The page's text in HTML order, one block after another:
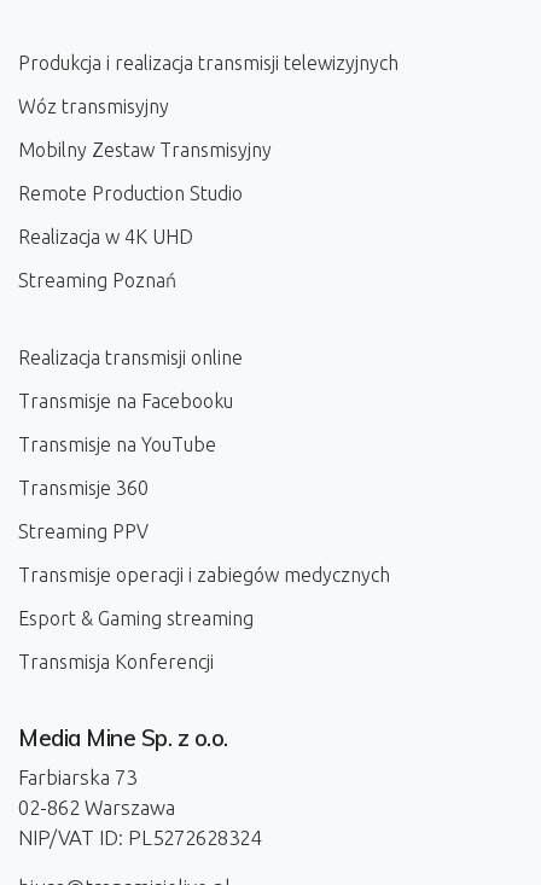
Produkcja i realizacja transmisji telewizyjnych
Wóz transmisyjny
Mobilny Zestaw Transmisyjny
Remote Production Studio
Realizacja w 4K UHD
Streaming Poznań
Realizacja transmisji online
Transmisje na Facebooku
Transmisje na YouTube
Transmisje 360
Streaming PPV
Transmisje operacji i zabiegów medycznych
Esport & Gaming streaming
Transmisja Konferencji
Media Mine Sp. z o.o.
Farbiarska 73
02-862 Warszawa
NIP/VAT ID: PL5272628324